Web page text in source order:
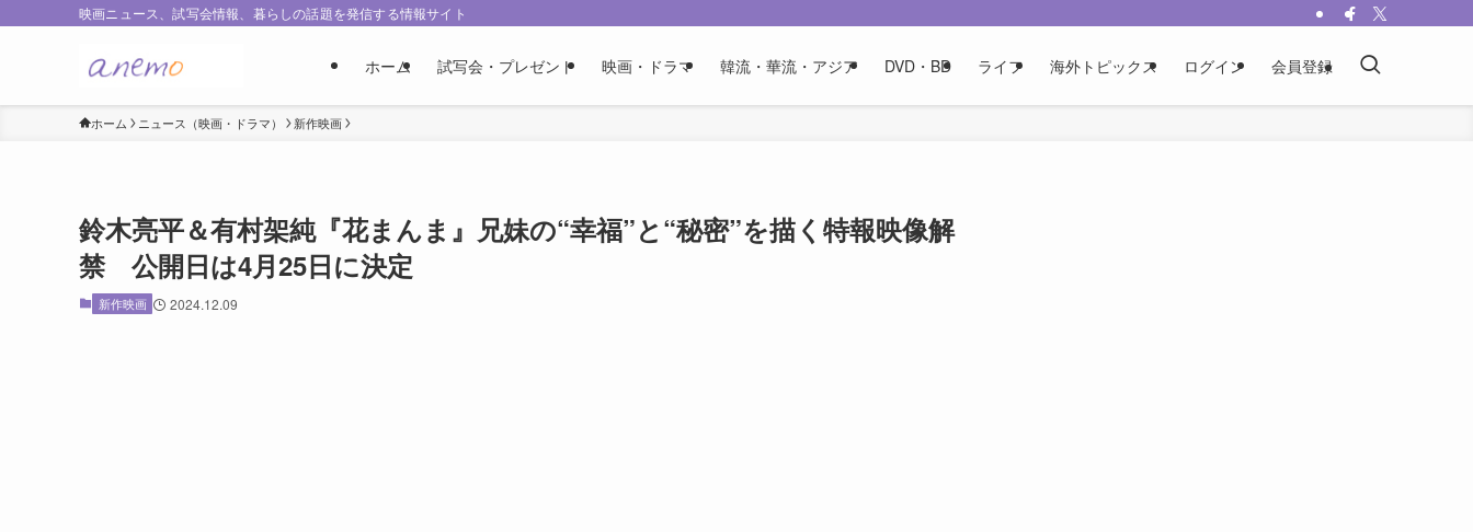
映画ニュース、試写会情報、暮らしの話題を発信する情報サイト
ホーム 試写会・プレゼント 映画・ドラマ 韓流・華流・アジア DVD・BD ライフ 海外トピックス ログイン 会員登録
ホーム ニュース（映画・ドラマ） 新作映画
鈴木亮平＆有村架純『花まんま』兄妹の“幸福”と“秘密”を描く特報映像解
禁 公開日は4月25日に決定
新作映画 2024.12.09